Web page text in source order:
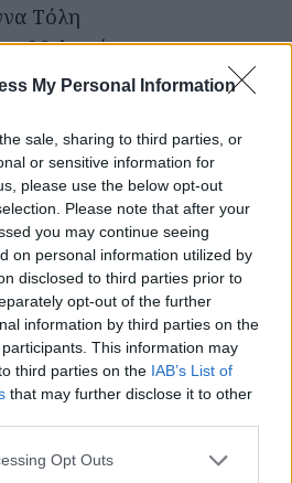
My Personal Information
sale, sharing to third parties, or
or sensitive information for
please use the below opt-out
Please note that after your
you may continue seeing
on personal information utilized by
disclosed to third parties prior to
opt-out of the further
information by third parties on the
participants. This information may
third parties on the IAB’s List of
that may further disclose it to other
app uses one or more Google
Opt Outs
Τόλη
Μυλωνάς
Γιώργος Λιντζέρης
Στυλιανού, Κατερίνα
Δάφνη Δρακούλη
Βάσω Σωτηρίου - We
Αρζόγλου, Χρήστος
Σκουρολιάκος